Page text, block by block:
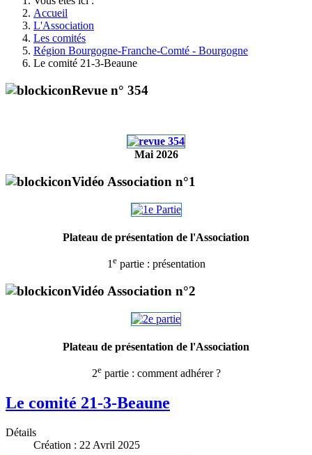
Accueil
L'Association
Les comités
Région Bourgogne-Franche-Comté - Bourgogne
Le comité 21-3-Beaune
Revue n° 354
Mai 2026
Vidéo Association n°1
Plateau de présentation de l'Association
1 epartie : présentation
Vidéo Association n°2
Plateau de présentation de l'Association
2epartie : comment adhérer ?
Le comité 21-3-Beaune
Détails
Création : 22 Avril 2025